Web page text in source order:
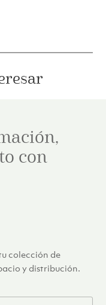
con
colección de
y distribución.